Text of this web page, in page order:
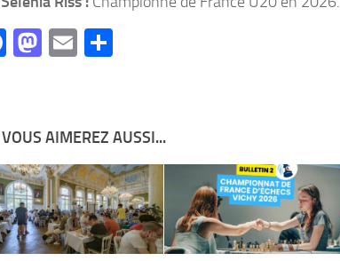
Facebook
Mastodon
Email
VOUS AIMEREZ AUSSI...